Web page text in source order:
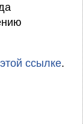
ссылке.